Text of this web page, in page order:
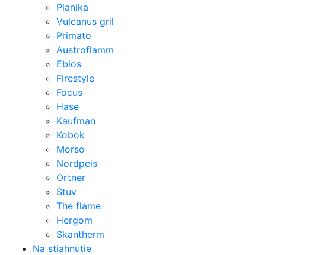
Planika
Vulcanus gril
Primato
Austroflamm
Ebios
Firestyle
Focus
Hase
Kaufman
Kobok
Morso
Nordpeis
Ortner
Stuv
The flame
Hergom
Skantherm
Na stiahnutie